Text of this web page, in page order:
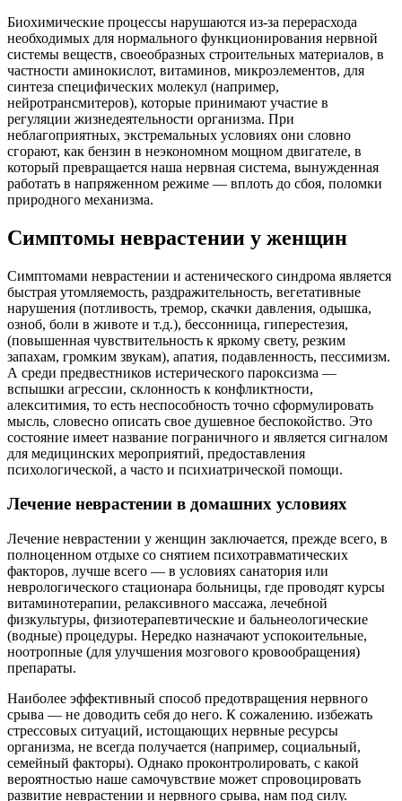
Биохимические процессы нарушаются из-за перерасхода
необходимых для нормального функционирования нервной
системы веществ, своеобразных строительных материалов, в
частности аминокислот, витаминов, микроэлементов, для
синтеза специфических молекул (например,
нейротрансмитеров), которые принимают участие в
регуляции жизнедеятельности организма. При
неблагоприятных, экстремальных условиях они словно
сгорают, как бензин в неэкономном мощном двигателе, в
который превращается наша нервная система, вынужденная
работать в напряженном режиме — вплоть до сбоя, поломки
природного механизма.
Симптомы неврастении у женщин
Симптомами неврастении и астенического синдрома является
быстрая утомляемость, раздражительность, вегетативные
нарушения (потливость, тремор, скачки давления, одышка,
озноб, боли в животе и т.д.), бессонница, гиперестезия,
(повышенная чувствительность к яркому свету, резким
запахам, громким звукам), апатия, подавленность, пессимизм.
А среди предвестников истерического пароксизма —
вспышки агрессии, склонность к конфликтности,
алекситимия, то есть неспособность точно сформулировать
мысль, словесно описать свое душевное беспокойство. Это
состояние имеет название пограничного и является сигналом
для медицинских мероприятий, предоставления
психологической, а часто и психиатрической помощи.
Лечение неврастении в домашних условиях
Лечение неврастении у женщин заключается, прежде всего, в
полноценном отдыхе со снятием психотравматических
факторов, лучше всего — в условиях санатория или
неврологического стационара больницы, где проводят курсы
витаминотерапии, релаксивного массажа, лечебной
физкультуры, физиотерапевтические и бальнеологические
(водные) процедуры. Нередко назначают успокоительные,
ноотропные (для улучшения мозгового кровообращения)
препараты.
Наиболее эффективный способ предотвращения нервного
срыва — не доводить себя до него. К сожалению. избежать
стрессовых ситуаций, истощающих нервные ресурсы
организма, не всегда получается (например, социальный,
семейный факторы). Однако проконтролировать, с какой
вероятностью наше самочувствие может спровоцировать
развитие неврастении и нервного срыва, нам под силу.